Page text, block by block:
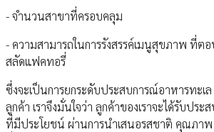
- จำนวนสาขาที่ครอบคลุม
- ความสามารถในการรังสรรค์เมนูสุขภาพ ที่ต
สลัดแฟคทอรี่
ซึ่งจะเป็นการยกระดับประสบการณ์อาหารทะเ
ลูกค้า เราจึงมั่นใจว่า ลูกค้าของเราจะได้รับปร
ที่มีประโยชน์ ผ่านการนำเสนอรสชาติ คุณภา